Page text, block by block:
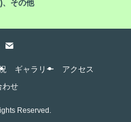
、その他
ギャラリー
アクセス
わせ
Reserved.